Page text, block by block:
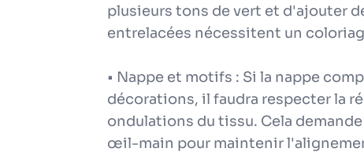
plusieurs tons de vert et d'ajouter
entrelacées nécessitent un
• Nappe et motifs : Si la nappe
décorations, il faudra respecter la
ondulations du tissu. Cela
œil-main pour maintenir